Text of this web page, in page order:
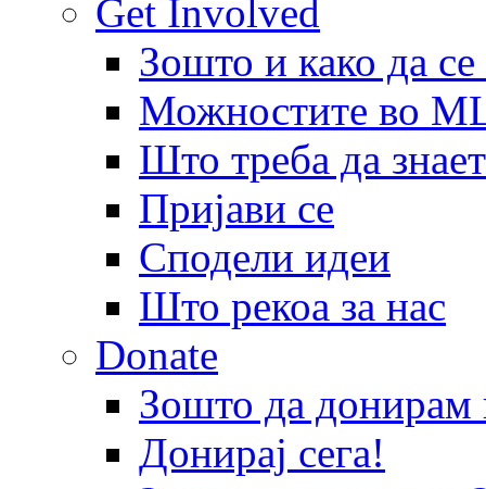
Get Involved
Зошто и како да
Можностите во
Што треба да
Пријави се
Сподели идеи
Што рекоа за нас
Donate
Зошто да
Донирај сега!